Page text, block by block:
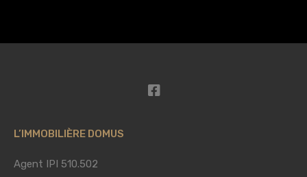
L’IMMOBILIÈRE DOMUS
Agent IPI 510.502